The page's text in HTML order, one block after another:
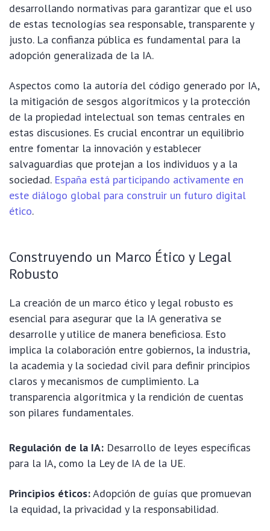
desarrollando normativas para garantizar que el uso
de estas tecnologías sea responsable, transparente y
justo. La confianza pública es fundamental para la
adopción generalizada de la IA.
Aspectos como la autoría del código generado por IA,
la mitigación de sesgos algorítmicos y la protección
de la propiedad intelectual son temas centrales en
estas discusiones. Es crucial encontrar un equilibrio
entre fomentar la innovación y establecer
salvaguardias que protejan a los individuos y a la
sociedad. España está participando activamente en
este diálogo global para construir un futuro digital
ético.
Construyendo un Marco Ético y Legal
Robusto
La creación de un marco ético y legal robusto es
esencial para asegurar que la IA generativa se
desarrolle y utilice de manera beneficiosa. Esto
implica la colaboración entre gobiernos, la industria,
la academia y la sociedad civil para definir principios
claros y mecanismos de cumplimiento. La
transparencia algorítmica y la rendición de cuentas
son pilares fundamentales.
Regulación de la IA: Desarrollo de leyes específicas
para la IA, como la Ley de IA de la UE.
Principios éticos:Adopción de guías que promuevan
la equidad, la privacidad y la responsabilidad.